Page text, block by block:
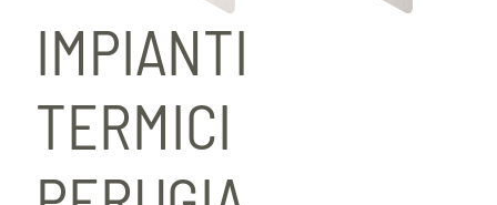
IMPIANTI
TERMICI